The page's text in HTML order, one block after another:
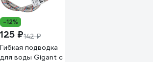
-12%
125 ₽142 ₽
Гибкая подводка
для воды Gigant с